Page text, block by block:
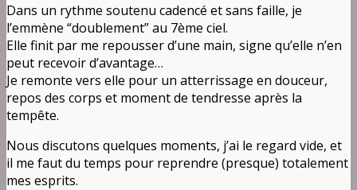
Dans un rythme soutenu cadencé et sans faille, je
l’emmène “doublement” au 7ème ciel.
Elle finit par me repousser d’une main, signe qu’elle n’en
peut recevoir d’avantage…
Je remonte vers elle pour un atterrissage en douceur,
repos des corps et moment de tendresse après la
tempête.
Nous discutons quelques moments, j’ai le regard vide, et
il me faut du temps pour reprendre (presque) totalement
mes esprits.